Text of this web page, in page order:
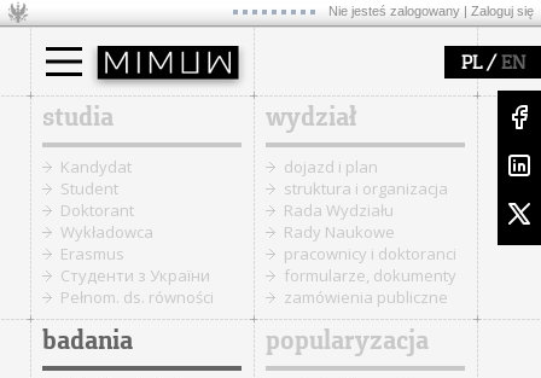
Nie jesteś zalogowany | Zaloguj się
PL/ EN
studia
Kandydat
Student
Doktorant
Wykładowca
Erasmus
Cтуденти з України
Pełnom. ds. równości
wydział
dojazd i plan
struktura i organizacja
Rada Wydziału
Rady Naukowe
pracownicy i doktoranci
formularze, dokumenty
zamówienia publiczne
badania popularyzacja